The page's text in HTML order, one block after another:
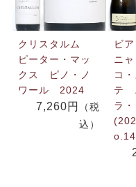
クリスタルム
ピーター・マッ
クス ピノ・ノ
ワール 2024
7,260円
（税
込）
ビ
ニ
コ
テ
ラ